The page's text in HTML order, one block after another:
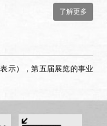
了解更多
示），第五届展览的事业